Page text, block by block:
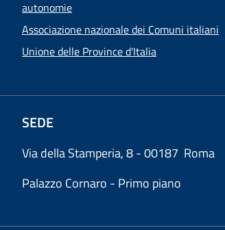
autonomie
Associazione nazionale dei Comuni italiani
Unione delle Province d'Italia
SEDE
Via della Stamperia, 8 - 00187 Roma
Palazzo Cornaro - Primo piano